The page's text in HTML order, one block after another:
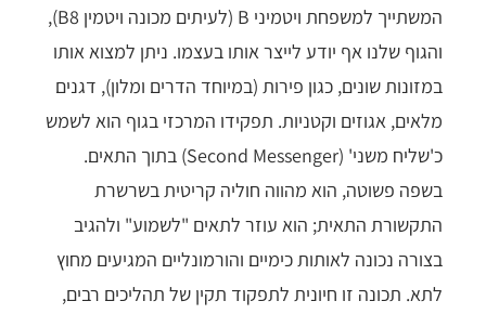
המשתייך למשפחת ויטמיני B (לעיתים מכונה ויטמין B8),
והגוף שלנו אף יודע לייצר אותו בעצמו. ניתן למצוא אותו
במזונות שונים, כגון פירות (במיוחד הדרים ומלון), דגנים
מלאים, אגוזים וקטניות. תפקידו המרכזי בגוף הוא לשמש
כ'שליח משני' (Second Messenger) בתוך התאים.
בשפה פשוטה, הוא מהווה חוליה קריטית בשרשרת
התקשורת התאית; הוא עוזר לתאים "לשמוע" ולהגיב
בצורה נכונה לאותות כימיים והורמונליים המגיעים מחוץ
לתא. תכונה זו חיונית לתפקוד תקין של תהליכים רבים,